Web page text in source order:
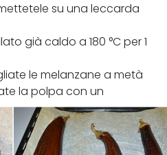
su una leccarda
già caldo a 180 °C per 1
le melanzane a metà
la polpa con un